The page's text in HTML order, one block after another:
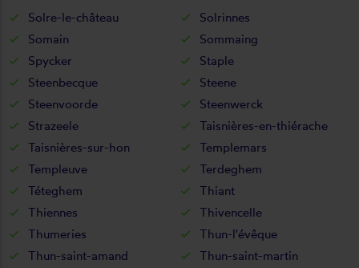
Solre-le-château
Solrinnes
Somain
Sommaing
Spycker
Staple
Steenbecque
Steene
Steenvoorde
Steenwerck
Strazeele
Taisnières-en-thiérache
Taisnières-sur-hon
Templemars
Templeuve
Terdeghem
Téteghem
Thiant
Thiennes
Thivencelle
Thumeries
Thun-l'évêque
Thun-saint-amand
Thun-saint-martin